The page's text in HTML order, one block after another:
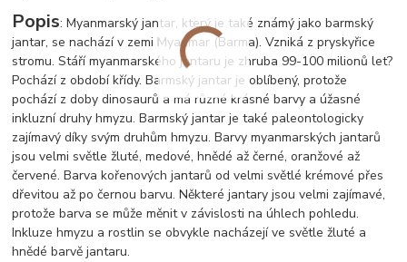
Popis: Myanmarský jantar, který je také známý jako barmský
jantar, se nachází v zemi Myanmar (Barma). Vzniká z pryskyřice
stromu. Stáří myanmarského jantaru je zhruba 99-100 milionů let?
Pochází z období křídy. Barmský jantar je oblíbený, protože
pochází z doby dinosaurů a má různé krásné barvy a úžasné
inkluzní druhy hmyzu. Barmský jantar je také paleontologicky
zajímavý díky svým druhům hmyzu. Barvy myanmarských jantarů
jsou velmi světle žluté, medové, hnědé až černé, oranžové až
červené. Barva kořenových jantarů od velmi světlé krémové přes
dřevitou až po černou barvu. Některé jantary jsou velmi zajímavé,
protože barva se může měnit v závislosti na úhlech pohledu.
Inkluze hmyzu a rostlin se obvykle nacházejí ve světle žluté a
hnědé barvě jantaru.